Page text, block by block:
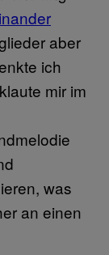
aber
ich
mir im
was
an einen